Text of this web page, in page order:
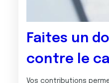
Faites un
contre le
Vos contributions